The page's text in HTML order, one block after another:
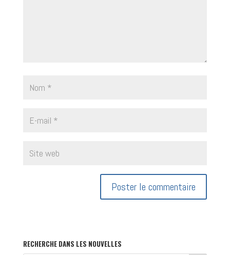
RECHERCHE DANS LES NOUVELLES